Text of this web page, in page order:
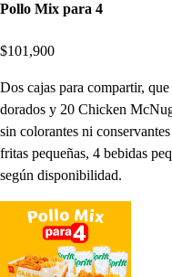
Pollo Mix para 4
$101,900
Dos cajas para compartir,
dorados y 20 Chicken
sin colorantes ni
fritas pequeñas, 4 bebidas
según disponibilidad.